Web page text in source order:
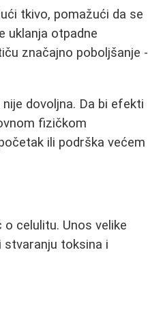
tkivo, pomažući da se
uklanja otpadne
značajno poboljšanje -
dovoljna. Da bi efekti
fizičkom
ili podrška većem
celulitu. Unos velike
stvaranju toksina i